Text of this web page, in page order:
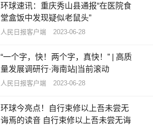
环球速讯：重庆秀山县通报“在医院食
堂盒饭中发现疑似老鼠头”
人民日报客户端 2023-06-28
“一个字，快！两个字，真快！” | 高质
量发展调研行·海南站|当前滚动
​人民日报客户端 2023-06-28
环球今亮点！自行束修以上吾未尝无
诲焉的读音 自行束修以上吾未尝无诲